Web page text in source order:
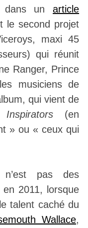
dans unarticle
le second projet
maxi 45
qui réunit
Ranger, Prince
musiciens de
qui vient de
(en
» ou « ceux qui
pas des
2011, lorsque
talent caché du
Wallace,